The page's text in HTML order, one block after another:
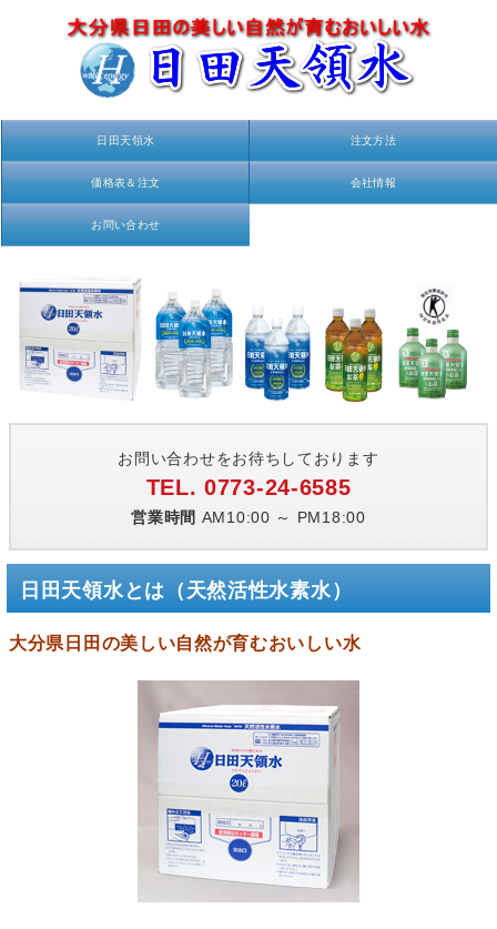
日田天領水 注文方法
価格表＆注文 会社情報
お問い合わせ
お問い合わせをお待ちしております
TEL. 0773-24-6585
営業時間 AM10:00 ～ PM18:00
日田天領水とは（天然活性水素水）
大分県日田の美しい自然が育むおいしい水